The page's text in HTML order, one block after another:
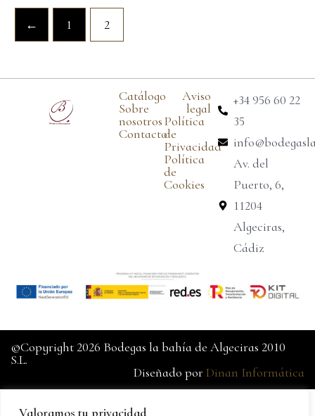
Valoramos tu privacidad
← 1 2
Catálogo
Sobre
nosotros
Contacto
Aviso
legal
Política
de
Privacidad
Política
de
Cookies
+34 956 60 22
35
Av. del
Puerto, 6,
11204
Algeciras,
Cádiz
©Copyright 2026 Bodegas la bahía de Algeciras 2010
S.L.
Diseñado por Dinan Informática